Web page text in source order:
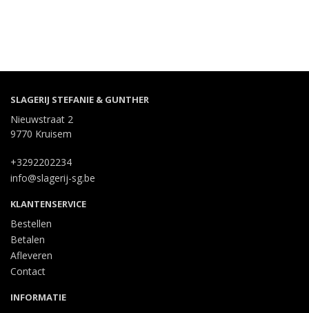
SLAGERIJ STEFANIE & GUNTHER
Nieuwstraat 2
9770 Kruisem
+3292202234
info@slagerij-sg.be
KLANTENSERVICE
Bestellen
Betalen
Afleveren
Contact
INFORMATIE